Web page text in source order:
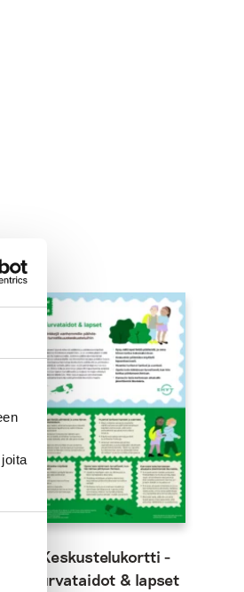
Keskustelukortti -
Turvataidot & lapset